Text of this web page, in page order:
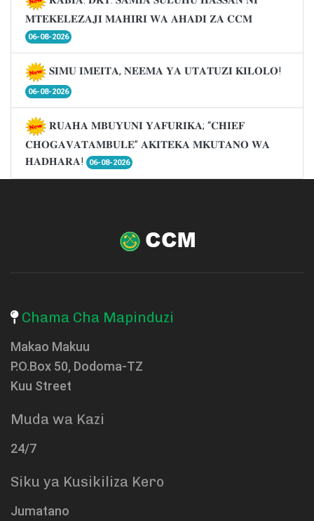
𝐌𝐓𝐄𝐊𝐄𝐋𝐄𝐙𝐀𝐉𝐈 𝐌𝐀𝐇𝐈𝐑𝐈 𝐖𝐀 𝐀𝐇𝐀𝐃𝐈 𝐙𝐀 𝐂𝐂𝐌
06-08-2026
𝐒𝐈𝐌𝐔 𝐈𝐌𝐄𝐈𝐓𝐀, 𝐍𝐄𝐄𝐌𝐀 𝐘𝐀 𝐔𝐓𝐀𝐓𝐔𝐙𝐈 𝐊𝐈𝐋𝐎𝐋𝐎!
06-08-2026
𝐑𝐔𝐀𝐇𝐀 𝐌𝐁𝐔𝐘𝐔𝐍𝐈 𝐘𝐀𝐅𝐔𝐑𝐈𝐊𝐀; “𝐂𝐇𝐈𝐄𝐅
𝐂𝐇𝐎𝐆𝐀𝐕𝐀𝐓𝐀𝐌𝐁𝐔𝐋𝐄” 𝐀𝐊𝐈𝐓𝐄𝐊𝐀 𝐌𝐊𝐔𝐓𝐀𝐍𝐎 𝐖𝐀
𝐇𝐀𝐃𝐇𝐀𝐑𝐀!
06-08-2026
Chama Cha Mapinduzi
Makao Makuu
P.O.Box 50, Dodoma-TZ
Kuu Street
Muda wa Kazi
24/7
Siku ya Kusikiliza Kero
Jumatano